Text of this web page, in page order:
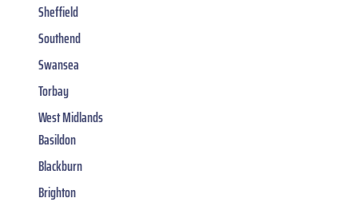
Sheffield
Southend
Swansea
Torbay
West Midlands
Basildon
Blackburn
Brighton